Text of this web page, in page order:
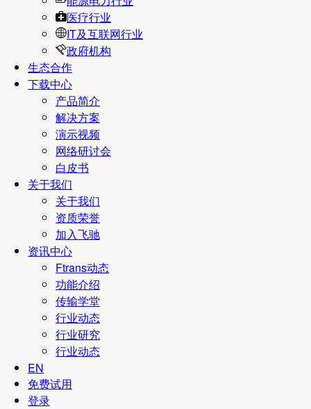
医疗行业
IT及互联网行业
政府机构
生态合作
下载中心
产品简介
解决方案
演示视频
网络研讨会
白皮书
关于我们
关于我们
资质荣誉
加入飞驰
资讯中心
Ftrans动态
功能介绍
传输学堂
行业动态
行业研究
行业动态
EN
免费试用
登录